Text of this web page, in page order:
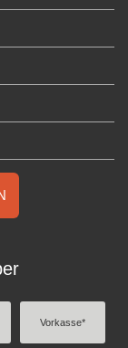
Vorkasse*